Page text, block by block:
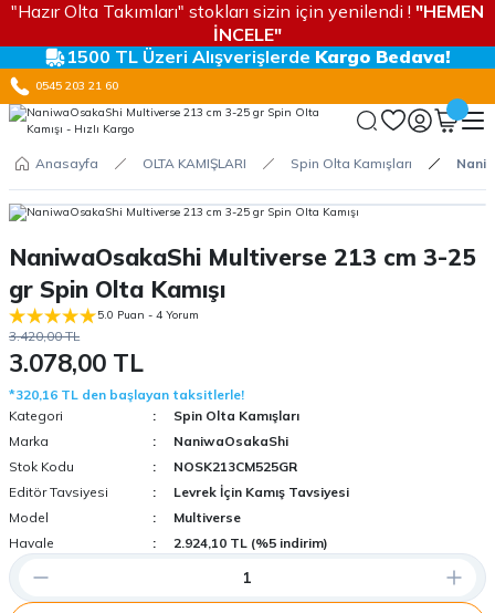
"Hazır Olta Takımları" stokları sizin için yenilendi ! "HEMEN
İNCELE"
1500 TL Üzeri Alışverişlerde Kargo Bedava!
0545 203 21 60
Anasayfa OLTA KAMIŞLARI Spin Olta Kamışları
NaniwaOsakaShi Multiverse 213 cm 3-25
gr Spin Olta Kamışı
5.0 Puan - 4 Yorum
3.420,00 TL
3.078,00 TL
*320,16 TL den başlayan taksitlerle!
Kategori
Spin Olta Kamışları
Marka
NaniwaOsakaShi
Stok Kodu
NOSK213CM525GR
Editör Tavsiyesi
Levrek İçin Kamış Tavsiyesi
Model
Multiverse
Havale
2.924,10 TL (%5 indirim)